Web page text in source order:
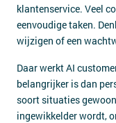
klantenservice. Veel
eenvoudige taken.
wijzigen of een
Daar werkt AI
belangrijker is dan
soort situaties
ingewikkelder wordt,